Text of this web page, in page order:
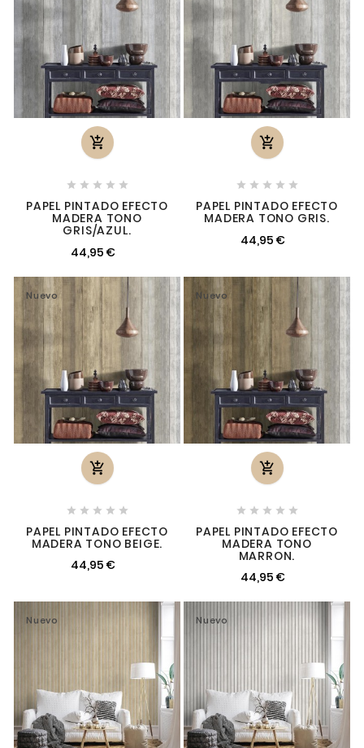

    
PAPEL PINTADO EFECTO
MADERA TONO
GRIS/AZUL.
44,95 €

    
PAPEL PINTADO EFECTO
MADERA TONO GRIS.
44,95 €
Nuevo

    
PAPEL PINTADO EFECTO
MADERA TONO BEIGE.
44,95 €
Nuevo

    
PAPEL PINTADO EFECTO
MADERA TONO
MARRON.
44,95 €
Nuevo Nuevo